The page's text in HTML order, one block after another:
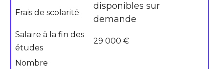
Frais de scolarité
disponibles sur
demande
Salaire à la fin des
études
29 000 €
Nombre